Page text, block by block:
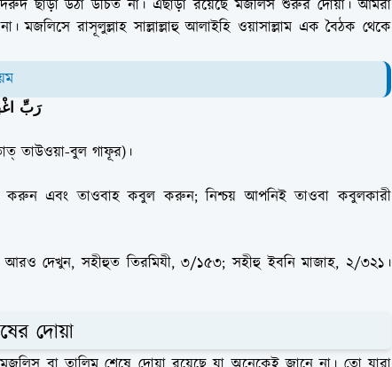
ছাড়া উঠা উচিত না। এছাড়া রয়েছে মজলিস শুরুর দোয়া। আমরা
রাসূলুল্লাহ সাল্লাল্লাহু আলাইহি ওয়াসাল্লাম এক বৈঠক থেকে
رَبِّ
তাউওয়া-বুল গাফূর)।
এবং তাওবাহ কবুল করুন; নিশ্চয় আপনিই তাওবা কবুলকারী
দেখুন, সহীহুত তিরমিযী, ৩/১৫৩; সহীহু ইবনি মাজাহ, ২/৩২১।
দোয়া